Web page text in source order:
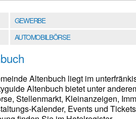
GEWERBE
AUTOMOBILBÖRSE
Altenbuch liegt im
Altenbuch bietet unter
Stellenmarkt, Kleinanzeigen,
Kalender, Events und